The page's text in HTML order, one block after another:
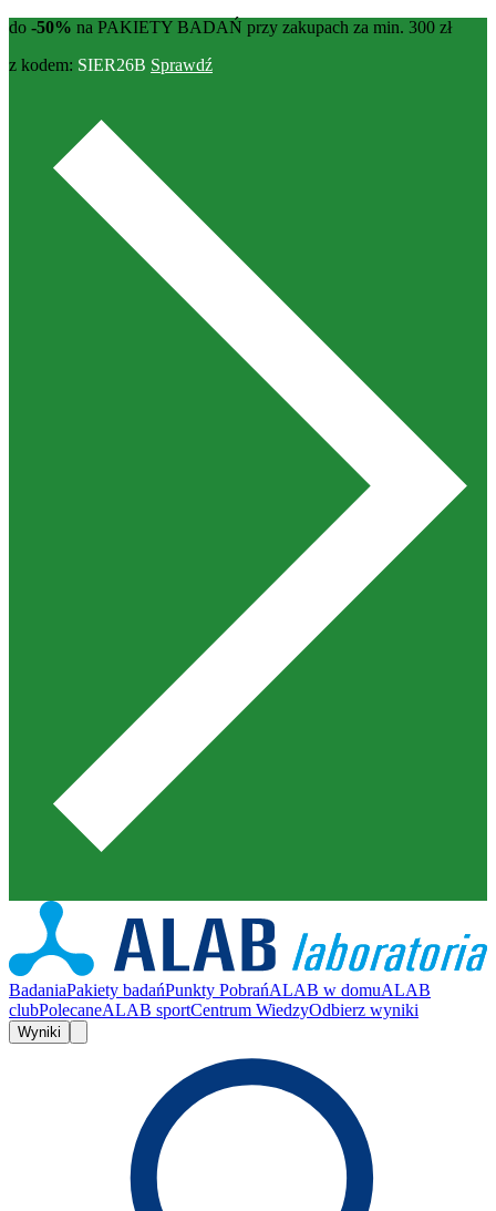
do -50% na PAKIETY BADAŃ przy zakupach za min. 300 zł
z kodem: SIER26B Sprawdź
BadaniaPakiety badańPunkty PobrańALAB w domuALAB
clubPolecaneALAB sportCentrum WiedzyOdbierz wyniki
Wyniki